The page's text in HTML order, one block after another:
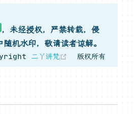
，未经授权，严禁转载，侵
机水印，敬请读者谅解。
二丫讲梵 (opens new
版权所有